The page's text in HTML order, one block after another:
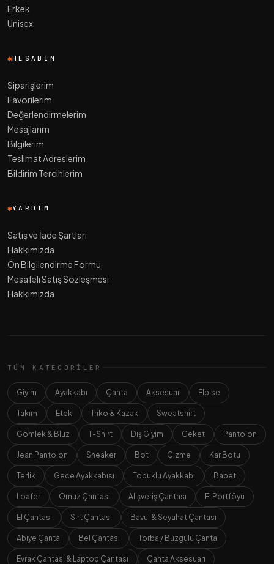
Erkek
Unisex
HESABIM
Siparişlerim
Favorilerim
Değerlendirmelerim
Mesajlarım
Bilgilerim
Teslimat Adreslerim
Bildirim Tercihlerim
YARDIM
Satış ve İade Şartları
Hakkımızda
Ön Bilgilendirme Formu
Mesafeli Satış Sözleşmesi
Hakkımızda
TÜM KATEGORILER
Giyim Ayakkabı Çanta Aksesuar Elbise
Takım Etek Triko & Kazak Sweatshirt
Gömlek & Bluz T-Shirt Dış Giyim Ceket Pantolon
Jean Pantolon Sneaker Bot Çizme Kar Botu
Terlik Gece Ayakkabısı Topuklu Ayakkabı Babet
Loafer Omuz Çantası Alışveriş Çantası El Portföyü
El Çantası Sırt Çantası Bavul & Seyahat Çantası
Abiye Çanta Bel Çantası Torba / Büzgülü Çanta
Evrak Çantası & Laptop Çantası Çanta Aksesuarı